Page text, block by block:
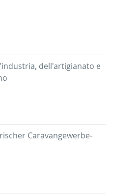
dell'artigianato e
Caravangewerbe-